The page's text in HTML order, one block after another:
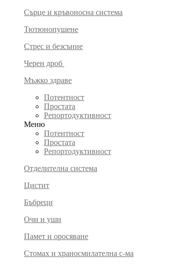
Сърце и кръвоносна система
Тютюнопушене
Стрес и безсъние
Черен дроб
Мъжко здраве
Потентност
Простата
Репортодуктивност
Меню
Потентност
Простата
Репортодуктивност
Отделителна система
Цистит
Бъбреци
Очи и уши
Памет и оросяване
Стомах и храносмилателна с-ма